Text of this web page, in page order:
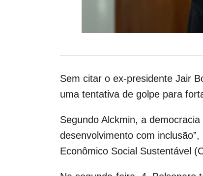
Sem citar o ex-presidente Jair
uma tentativa de golpe para
Segundo Alckmin, a
desenvolvimento com
Econômico Social Sustentável